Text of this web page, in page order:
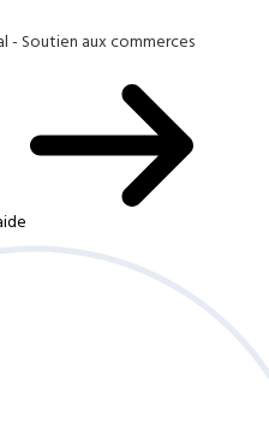
- Soutien aux commerces